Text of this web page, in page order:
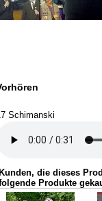
Schimanski
Kunden, die dieses
Produkte